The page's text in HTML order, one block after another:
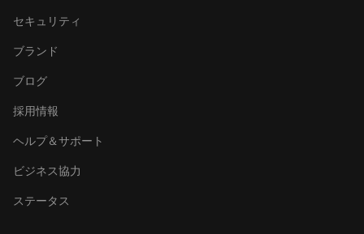
セキュリティ
ブランド
ブログ
採用情報
ヘルプ＆サポート
ビジネス協力
ステータス